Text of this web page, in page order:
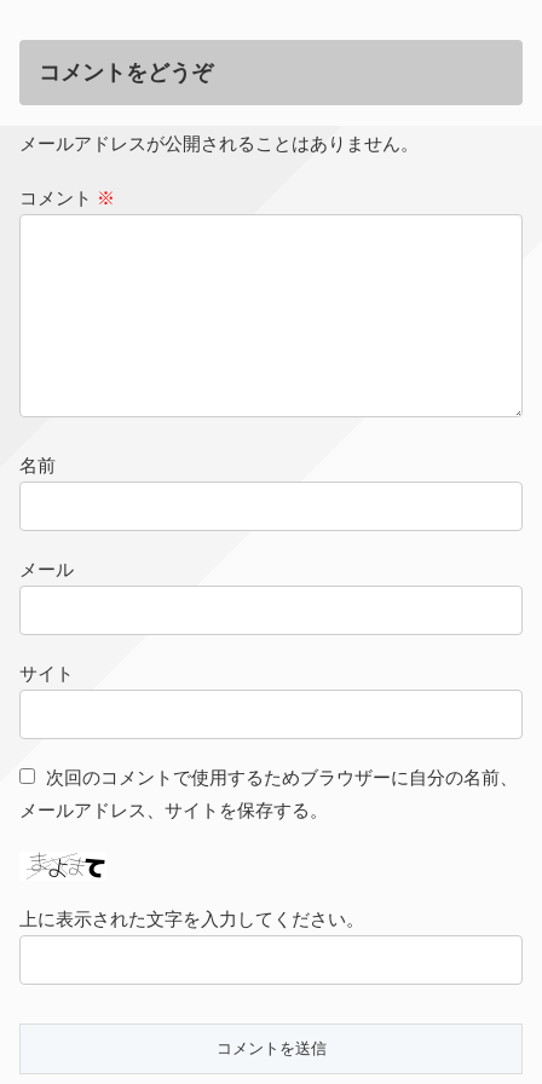
コメントをどうぞ
メールアドレスが公開されることはありません。
コメント ※
名前
メール
サイト
次回のコメントで使用するためブラウザーに自分の名前、
メールアドレス、サイトを保存する。
上に表示された文字を入力してください。